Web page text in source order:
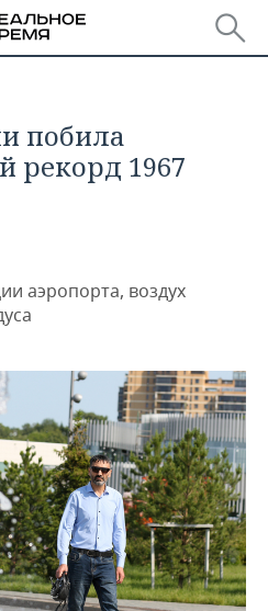
побила
рекорд 1967
аэропорта, воздух